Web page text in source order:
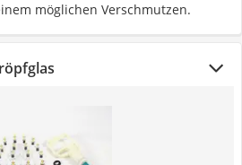
möglichen Verschmutzen.